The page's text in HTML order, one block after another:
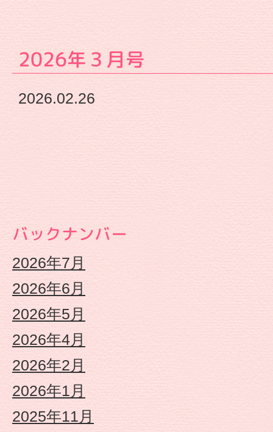
園
|
携
型
2026年３月号
2026.02.26
バックナンバー
2026年7月
2026年6月
2026年5月
2026年4月
2026年2月
2026年1月
2025年11月